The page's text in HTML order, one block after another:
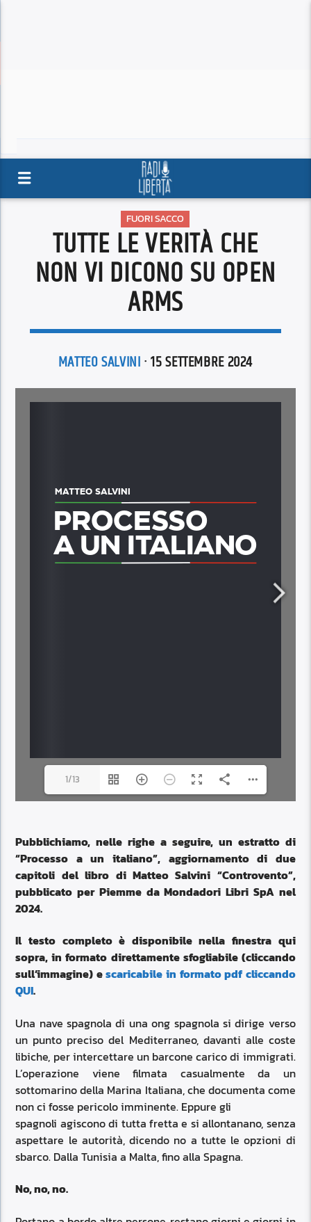
FUORI SACCO
TUTTE LE VERITÀ CHE
NON VI DICONO SU OPEN
ARMS
MATTEO SALVINI· 15 SETTEMBRE 2024
1/13
Pubblichiamo, nelle righe a seguire, un estratto di
“Processo a un italiano”, aggiornamento di due
capitoli del libro di Matteo Salvini “Controvento”,
pubblicato per Piemme da Mondadori Libri SpA nel
2024.
Il testo completo è disponibile nella finestra qui
sopra, in formato direttamente sfogliabile (cliccando
sull’immagine) escaricabile in formato pdf cliccando
QUI.
Una nave spagnola di una ong spagnola si dirige verso
un punto preciso del Mediterraneo, davanti alle coste
libiche, per intercettare un barcone carico di immigrati.
L’operazione viene filmata casualmente da un
sottomarino della Marina Italiana, che documenta come
non ci fosse pericolo imminente. Eppure gli
spagnoli agiscono di tutta fretta e si allontanano, senza
aspettare le autorità, dicendo no a tutte le opzioni di
sbarco. Dalla Tunisia a Malta, fino alla Spagna.
No, no, no.